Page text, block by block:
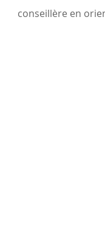
conseillère en